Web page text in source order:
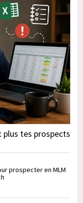
plus tes prospects
prospecter en MLM